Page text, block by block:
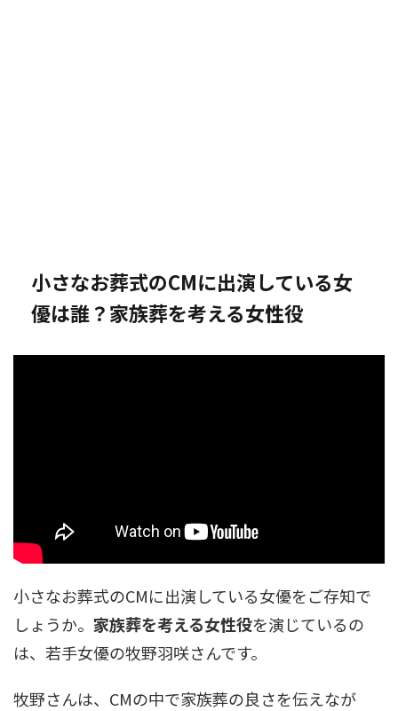
小さなお葬式のCMに出演している女
優は誰？家族葬を考える女性役
小さなお葬式のCMに出演している女優をご存知で
しょうか。 家族葬を考える女性役を演じているの
は、若手女優の牧野羽咲さんです。
牧野さんは、CMの中で家族葬の良さを伝えなが